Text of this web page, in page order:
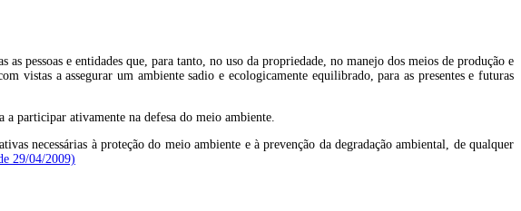
pessoas e entidades que, para tanto, no uso da propriedade, no manejo dos meios de produção e
vistas a assegurar um ambiente sadio e ecologicamente equilibrado, para as presentes e futuras
participar ativamente na defesa do meio ambiente.
necessárias à proteção do meio ambiente e à prevenção da degradação ambiental, de qualquer
29/04/2009)